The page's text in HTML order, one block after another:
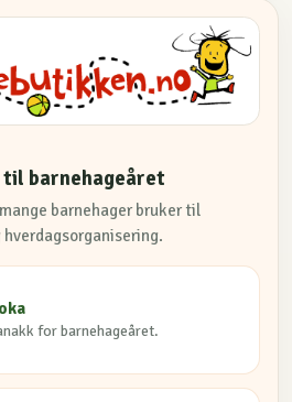
til barnehageåret
barnehager bruker til
for barnehageåret.